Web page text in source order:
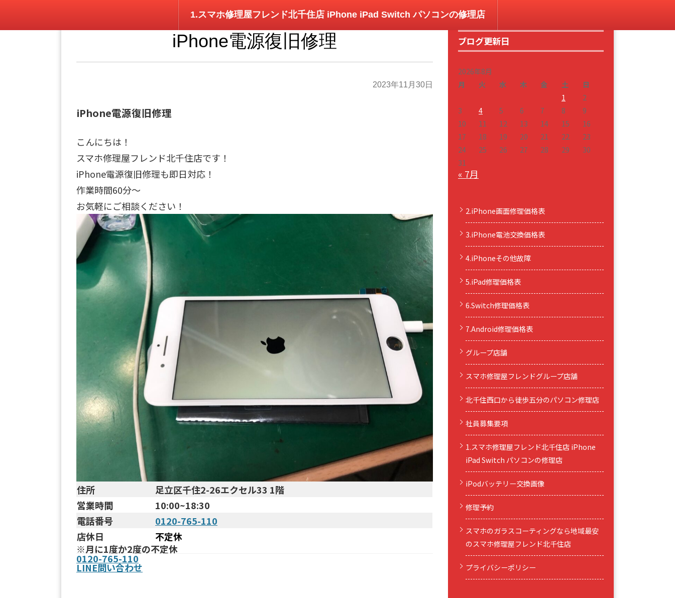
1.スマホ修理屋フレンド北千住店 iPhone iPad Switch パソコンの修理店
iPhone電源復旧修理
2023年11月30日
iPhone電源復旧修理
こんにちは！
スマホ修理屋フレンド北千住店です！
iPhone電源復旧修理も即日対応！
作業時間60分～
お気軽にご相談ください！
住所
足立区千住2-26エクセル33 1階
営業時間
10:00~18:30
電話番号
0120-765-110
店休日
不定休
※月に1度か2度の不定休
0120-765-110
LINE問い合わせ
ブログ更新日
2026年8月
月
火 水 木 金 土
日
1
2
3
4 5 6 7 8
9
10
11 12 13 14 15
16
17
18 19 20 21 22
23
24
25 26 27 28 29
30
31
« 7月
2.iPhone画面修理価格表
3.iPhone電池交換価格表
4.iPhoneその他故障
5.iPad修理価格表
6.Switch修理価格表
7.Android修理価格表
グループ店舗
スマホ修理屋フレンドグループ店舗
北千住西口から徒歩五分のパソコン修理店
社員募集要項
1.スマホ修理屋フレンド北千住店 iPhone
iPad Switch パソコンの修理店
iPodバッテリー交換画像
修理予約
スマホのガラスコーティングなら地域最安
のスマホ修理屋フレンド北千住店
プライバシーポリシー